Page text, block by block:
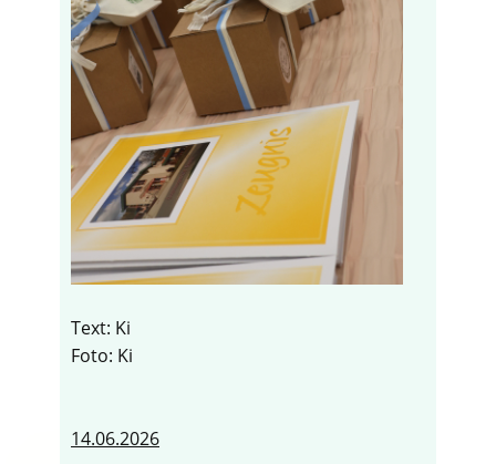
Text: Ki
Foto: Ki
14.06.2026